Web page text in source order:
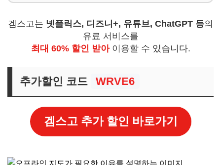
겜스고는 넷플릭스, 디즈니+, 유튜브, ChatGPT 등의
유료 서비스를
최대 60% 할인 받아이용할 수 있습니다.
추가할인 코드 WRVE6
겜스고 추가 할인 바로가기